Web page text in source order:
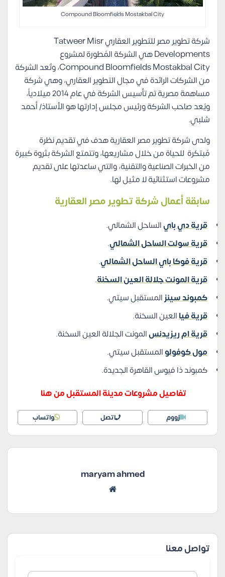
Compound Bloomfields Mostakbal City
شركة تطوير مصر للتطوير العقاري Tatweer Misr
Developments هي الشركة المُطورة لمشروع
Compound Bloomfields Mostakbal City، وتُعد الشركة
من الشركات الرائدة في مجال التطوير العقاري، وهي شركة
مساهمة مصرية تم تأسيس الشركة في عام 2014 ميلادياً،
ويُعد صاحب الشركة ورئيس مجلس إدارتها هو الأستاذ/ أحمد
شلبي.
ولدى شركة تطوير مصر العقارية هدف في تقديم نظرة
مُبتكرة للحياة من خلال مشاريعها، وتتمتع الشركة بثروة كبيرة
من الخبرات الصناعية والتقنية، والتي ساعدتها على تقديم
مشروعات استثنائية لا مثيل لها.
سابقة أعمال شركة تطوير مصر العقارية
قرية دي بايالساحل الشمالي.
قرية سولت الساحل الشمالي.
قرية فوكا باي الساحل الشمالي.
قرية المونت جلالة العين السخنة.
كمبوند سينزالمستقبل سيتي.
قرية فياالعين السخنة.
قرية ام ريزيدنسالمونت الجلالة العين السخنة.
مول كوفولوالمستقبل سيتي.
كمبوند ذا فيوس القاهرة الجديدة.
تفاصيل مشروعات مدينة المستقبل من هنا
زووم اتصل واتساب
maryam ahmed
تواصل معنا